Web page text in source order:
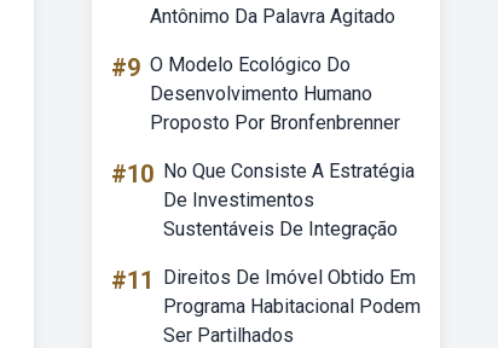
Antônimo Da Palavra Agitado
#9 O Modelo Ecológico Do
Desenvolvimento Humano
Proposto Por Bronfenbrenner
#10 No Que Consiste A Estratégia
De Investimentos
Sustentáveis De Integração
#11
Direitos De Imóvel Obtido Em
Programa Habitacional Podem
Ser Partilhados